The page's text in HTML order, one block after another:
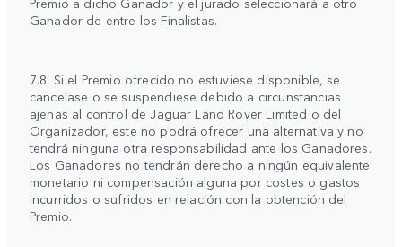
Ganador de entre los Finalistas.
7.8. Si el Premio ofrecido no estuviese disponible, se
cancelase o se suspendiese debido a circunstancias
ajenas al control de Jaguar Land Rover Limited o del
Organizador, este no podrá ofrecer una alternativa y no
tendrá ninguna otra responsabilidad ante los Ganadores.
Los Ganadores no tendrán derecho a ningún equivalente
monetario ni compensación alguna por costes o gastos
incurridos o sufridos en relación con la obtención del
Premio.